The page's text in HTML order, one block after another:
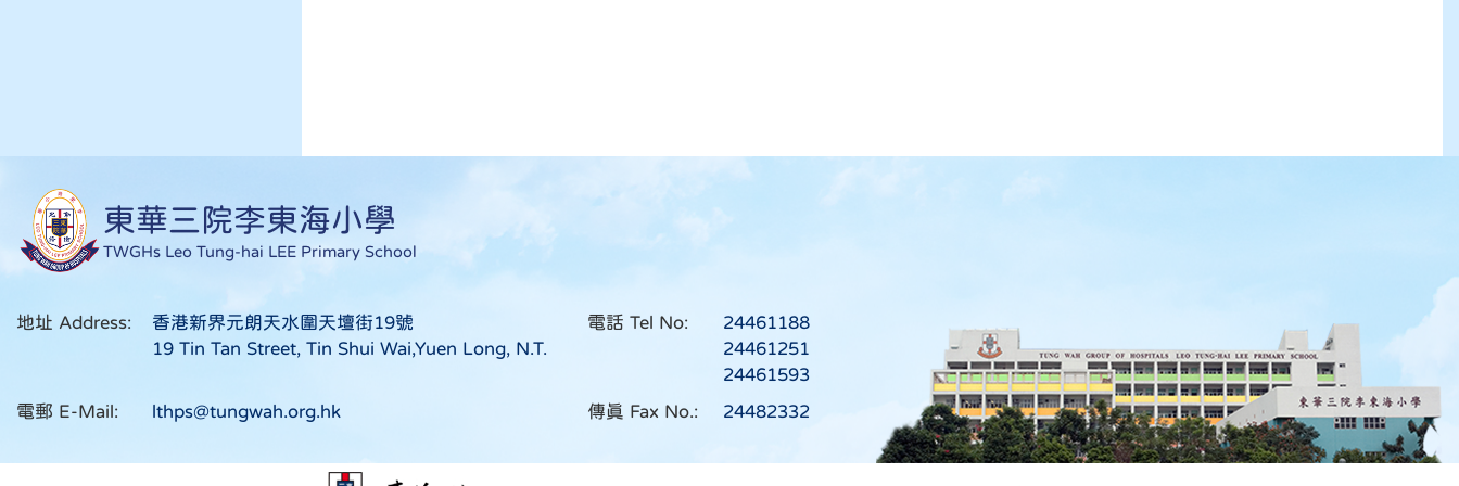
東華三院李東海小學
TWGHs Leo Tung-hai LEE Primary School
地址 Address:
香港新界元朗天水圍天壇街19號
19 Tin Tan Street, Tin Shui Wai,Yuen Long, N.T.
電話 Tel No:
24461188
24461251
24461593
電郵 E-Mail:
lthps@tungwah.org.hk 傳真 Fax No.: 24482332